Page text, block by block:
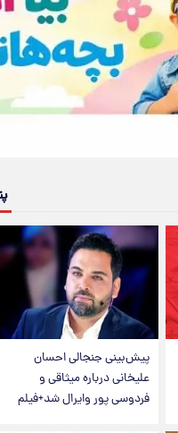
پیش‌بینی جنجالی احسان
علیخانی درباره میثاقی و
فردوسی پور وایرال شد+فیلم